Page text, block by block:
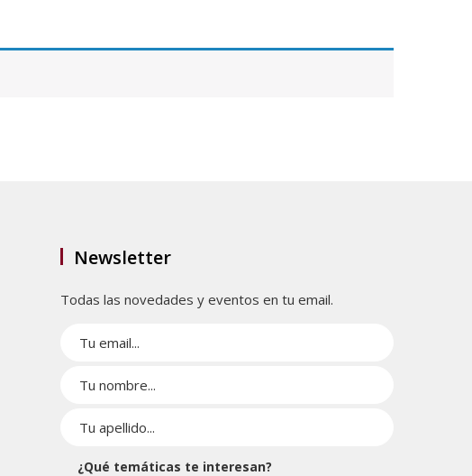
Newsletter
Todas las novedades y eventos en tu email.
¿Qué temáticas te interesan?